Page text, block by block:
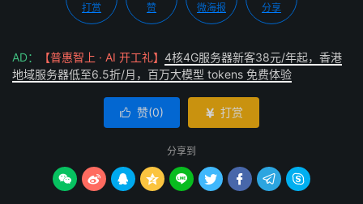
打赏 赞 微海报 分享
AD： 【普惠智上 · AI 开工礼】 4核4G服务器新客38元/年起，香港
地域服务器低至6.5折/月，百万大模型 tokens 免费体验
 赞(0)  打赏
分享到
        